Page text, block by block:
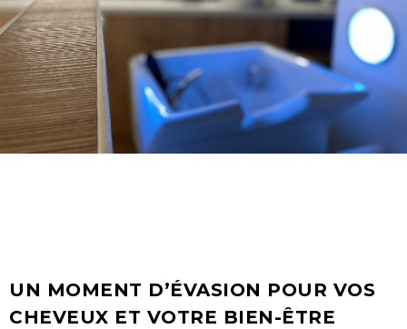
UN MOMENT D’ÉVASION POUR VOS
CHEVEUX ET VOTRE BIEN-ÊTRE